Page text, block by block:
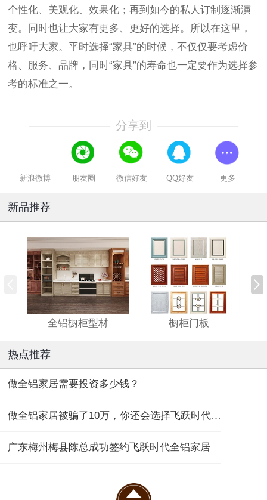
个性化、美观化、效果化；再到如今的私人订制逐渐演
变。同时也让大家有更多、更好的选择。所以在这里，
也呼吁大家。平时选择“家具”的时候，不仅仅要考虑价
格、服务、品牌，同时“家具”的寿命也一定要作为选择参
考的标准之一。
分享到
新浪微博 朋友圈 微信好友 QQ好友 更多
新品推荐
全铝橱柜型材 橱柜门板
热点推荐
做全铝家居需要投资多少钱？
做全铝家居被骗了10万，你还会选择飞跃时代全铝家居吗？
广东梅州梅县陈总成功签约飞跃时代全铝家居